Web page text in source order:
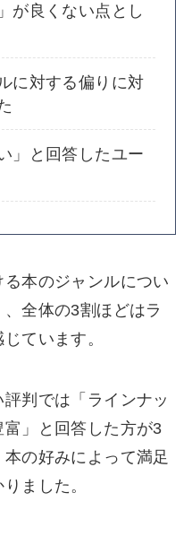
が良くない点とし
に対する偏りに対
」と回答したユー
本のジャンルについ
全体の3割ほどはラ
ています。
判では「ラインナッ
」と回答した方が3
の好みによって満足
ました。